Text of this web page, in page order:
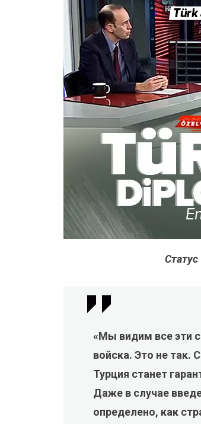
Статус
«Мы видим все эти
войска. Это не так.
Турция станет
Даже в случае
определено, как